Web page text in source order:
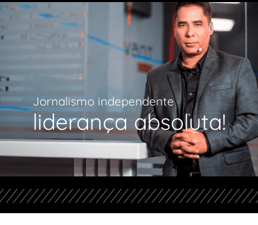
Jornalismo independente
liderança absoluta!